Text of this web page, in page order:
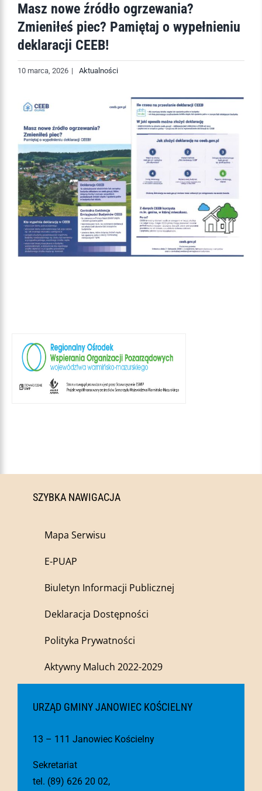
Masz nowe źródło ogrzewania?
Zmieniłeś piec? Pamiętaj o wypełnieniu
deklaracji CEEB!
10 marca, 2026 | Aktualności
SZYBKA NAWIGACJA
Mapa Serwisu
E-PUAP
Biuletyn Informacji Publicznej
Deklaracja Dostępności
Polityka Prywatności
Aktywny Maluch 2022-2029
URZĄD GMINY JANOWIEC KOŚCIELNY
13 – 111 Janowiec Kościelny
Sekretariat
tel. (89) 626 20 02,